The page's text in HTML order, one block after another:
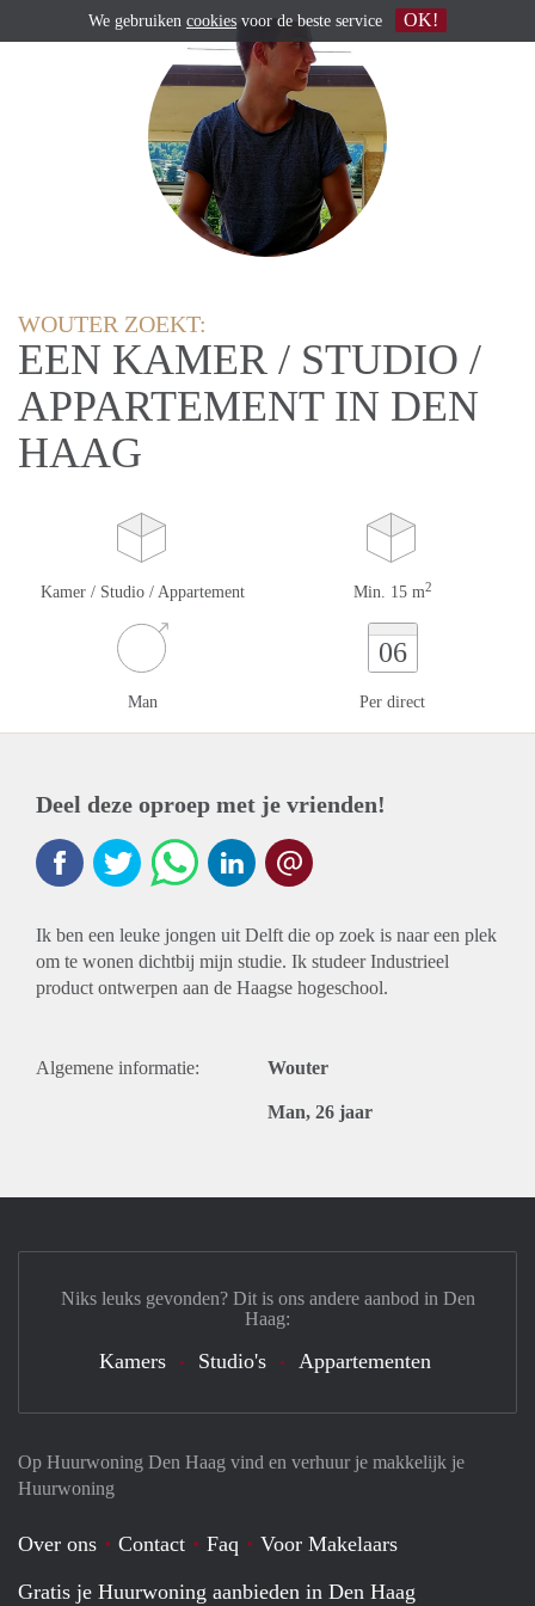
WOUTER ZOEKT:
EEN KAMER / STUDIO /
APPARTEMENT IN DEN
HAAG
Kamer / Studio / Appartement Min. 15 m2
Man
06
Per direct
Deel deze oproep met je vrienden!
Ik ben een leuke jongen uit Delft die op zoek is naar een plek
om te wonen dichtbij mijn studie. Ik studeer Industrieel
product ontwerpen aan de Haagse hogeschool.
Algemene informatie: Wouter
Man, 26 jaar
Op Huurwoning Den Haag vind en verhuur je makkelijk je
Huurwoning
Over ons Contact Faq
Voor Makelaars
Gratis je Huurwoning aanbieden in Den Haag
Niks leuks gevonden? Dit is ons andere aanbod in Den
Haag:
Kamers Studio's Appartementen
We gebruiken cookies voor de beste service OK!